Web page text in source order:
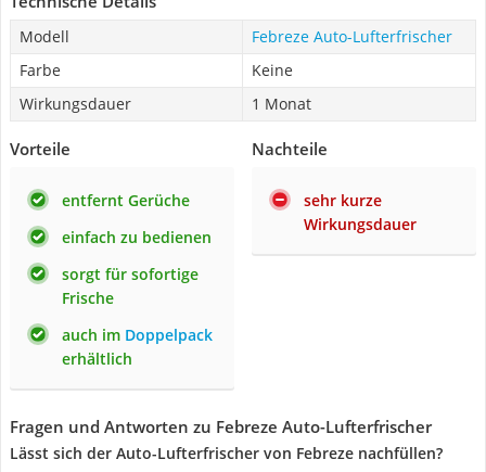
Modell
Febreze Auto-Lufterfrischer
Farbe
Keine
Wirkungsdauer
1 Monat
Vorteile
entfernt Gerüche
einfach zu bedienen
sorgt für sofortige
Frische
auch im Doppelpack
erhältlich
Nachteile
sehr kurze
Wirkungsdauer
Fragen und Antworten zu Febreze Auto-Lufterfrischer
Lässt sich der Auto-Lufterfrischer von Febreze nachfüllen?